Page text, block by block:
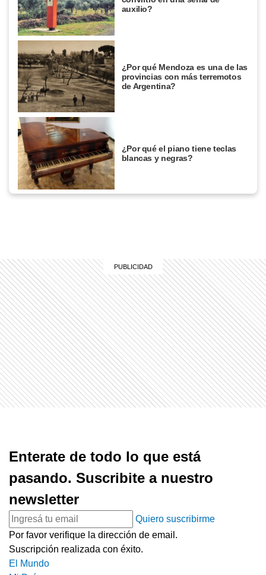
auxilio?
¿Por qué Mendoza es una de las
provincias con más terremotos
de Argentina?
¿Por qué el piano tiene teclas
blancas y negras?
Enterate de todo lo que está
pasando. Suscribite a nuestro
newsletter
Quiero suscribirme
Por favor verifique la dirección de email.
Suscripción realizada con éxito.
El Mundo